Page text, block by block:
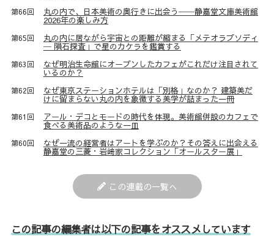
第66回 丸の内で、日本美術の奥行きに出会う──静嘉堂文庫美術館
2026年の楽しみ方
第65回 丸の内に居ながら宇宙との距離が縮まる「メテオラプソディ
─ 隕石探査」で星のカケラを鑑賞する
第63回 なぜ明治生命館にオープンしたカフェがこれだけ注目されて
いるのか？
第62回 なぜ東京ステーションホテルは「別格」なのか？ 建築美だ
けに留まらない丸の内を象徴する美学が詰まった一冊
第61回 アール・デコとモードの時代を体現。美術館併設のカフェで
食べる美術品のような一皿
第60回 なぜ一流の経営者はアートを学ぶのか？その答えに出会える
静嘉堂の三菱・岩﨑家コレクション「オールスター展」
この連載の一覧へ
この記事の編集者は以下の記事をオススメしています